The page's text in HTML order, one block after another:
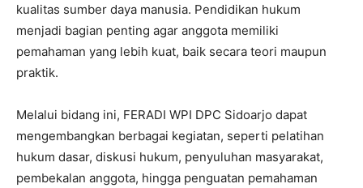
kualitas sumber daya manusia. Pendidikan hukum
menjadi bagian penting agar anggota memiliki
pemahaman yang lebih kuat, baik secara teori maupun
praktik.
Melalui bidang ini, FERADI WPI DPC Sidoarjo dapat
mengembangkan berbagai kegiatan, seperti pelatihan
hukum dasar, diskusi hukum, penyuluhan masyarakat,
pembekalan anggota, hingga penguatan pemahaman